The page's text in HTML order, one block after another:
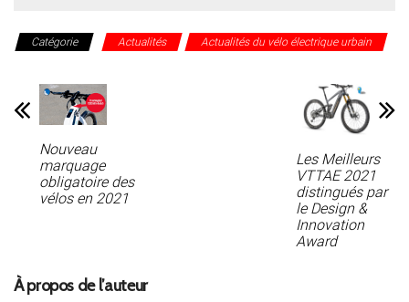
Catégorie Actualités Actualités du vélo électrique urbain
Nouveau
marquage
obligatoire des
vélos en 2021
Les Meilleurs
VTTAE 2021
distingués par
le Design &
Innovation
Award
À propos de l’auteur